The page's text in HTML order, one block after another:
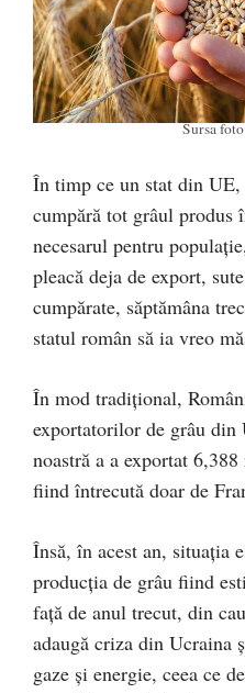
Sursa
În timp ce un stat din UE,
cumpără tot grâul produs
necesarul pentru
pleacă deja de export,
cumpărate, săptămâna
statul român să ia vreo
În mod tradițional,
exportatorilor de grâu
noastră a a exportat
fiind întrecută doar de
Însă, în acest an, situația
producția de grâu fiind
față de anul trecut, din
adaugă criza din Ucraina
gaze și energie, ceea ce